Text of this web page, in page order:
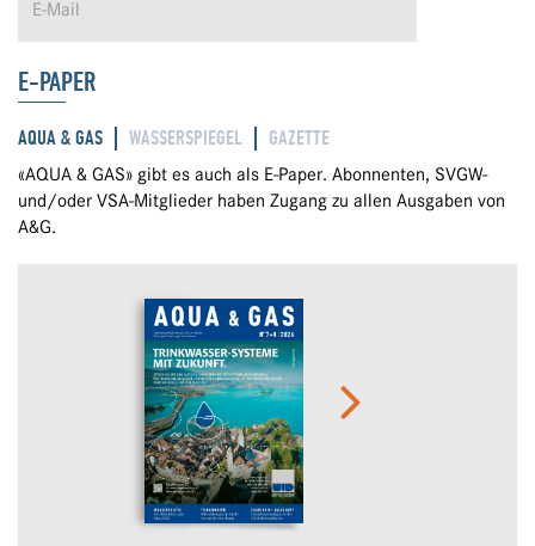
E-PAPER
AQUA & GAS WASSERSPIEGEL GAZETTE
«AQUA & GAS» gibt es auch als E-Paper. Abonnenten, SVGW-
und/oder VSA-Mitglieder haben Zugang zu allen Ausgaben von
A&G.